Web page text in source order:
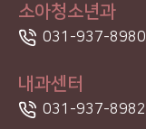
소아청소년과
031-937-8980
내과센터
031-937-8982